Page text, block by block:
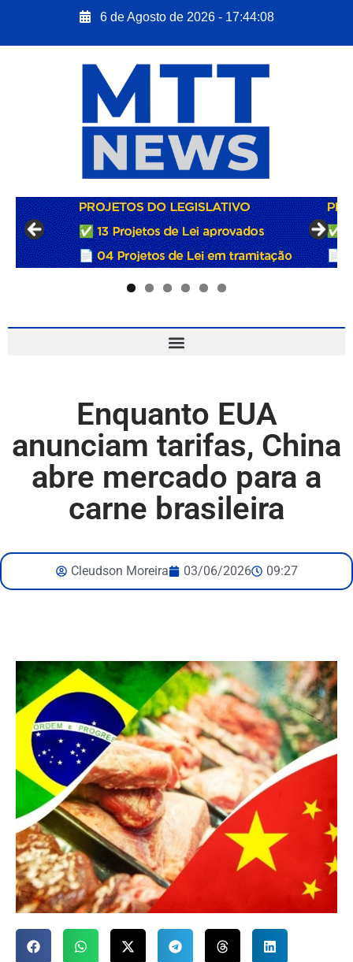
6 de Agosto de 2026 - 17:44:09
Enquanto EUA
anunciam tarifas, China
abre mercado para a
carne brasileira
Cleudson Moreira 03/06/2026 09:27